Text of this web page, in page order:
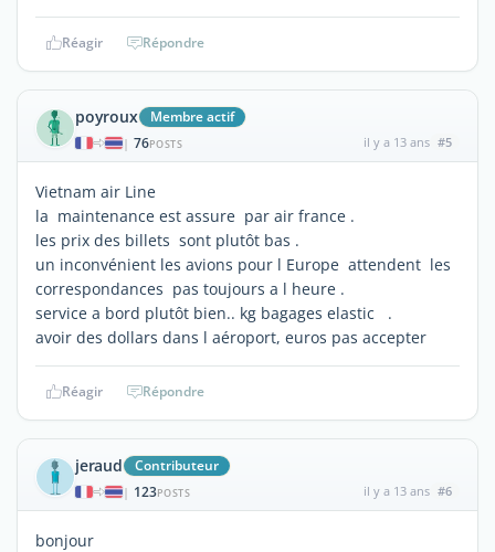
Réagir Répondre
poyroux Membre actif
| 76POSTS il y a 13 ans #5
Vietnam air Line
la maintenance est assure par air france .
les prix des billets sont plutôt bas .
un inconvénient les avions pour l Europe attendent les
correspondances pas toujours a l heure .
service a bord plutôt bien.. kg bagages elastic .
avoir des dollars dans l aéroport, euros pas accepter
Réagir Répondre
jeraud Contributeur
| 123POSTS il y a 13 ans #6
bonjour